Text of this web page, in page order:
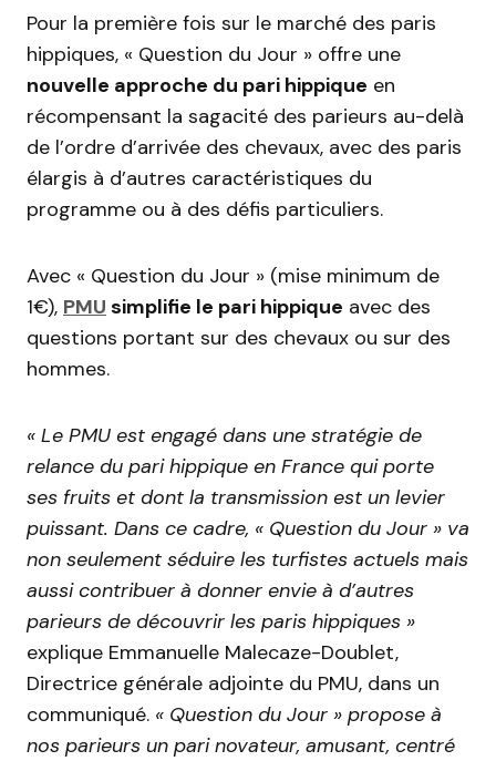
Pour la première fois sur le marché des paris
hippiques, « Question du Jour » offre une
nouvelle approche du pari hippique en
récompensant la sagacité des parieurs au-delà
de l’ordre d’arrivée des chevaux, avec des paris
élargis à d’autres caractéristiques du
programme ou à des défis particuliers.
Avec « Question du Jour » (mise minimum de
1€), PMU simplifie le pari hippique avec des
questions portant sur des chevaux ou sur des
hommes.
« Le PMU est engagé dans une stratégie de
relance du pari hippique en France qui porte
ses fruits et dont la transmission est un levier
puissant. Dans ce cadre, « Question du Jour » va
non seulement séduire les turfistes actuels mais
aussi contribuer à donner envie à d’autres
parieurs de découvrir les paris hippiques »
explique Emmanuelle Malecaze-Doublet,
Directrice générale adjointe du PMU, dans un
communiqué. « Question du Jour » propose à
nos parieurs un pari novateur, amusant, centré